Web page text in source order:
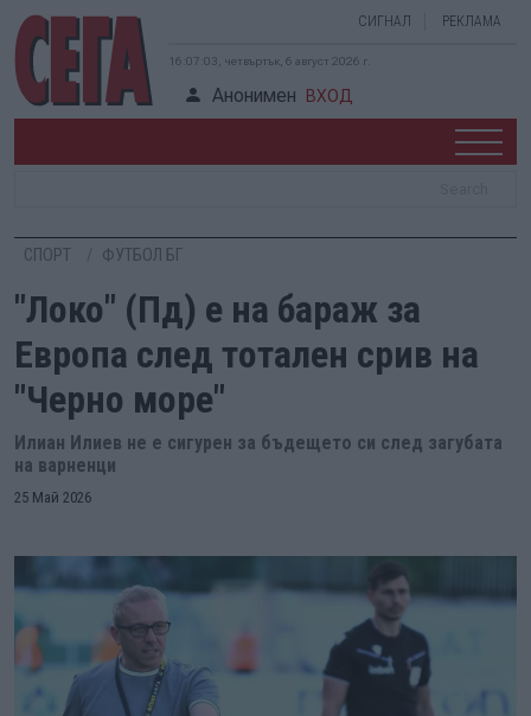
СИГНАЛ РЕКЛАМА
16:07:03, четвъртък, 6 август 2026 г.
Анонимен ВХОД
СПОРТ ФУТБОЛ БГ
"Локо" (Пд) е на бараж за
Европа след тотален срив на
"Черно море"
Илиан Илиев не е сигурен за бъдещето си след загубата
на варненци
25 Май 2026